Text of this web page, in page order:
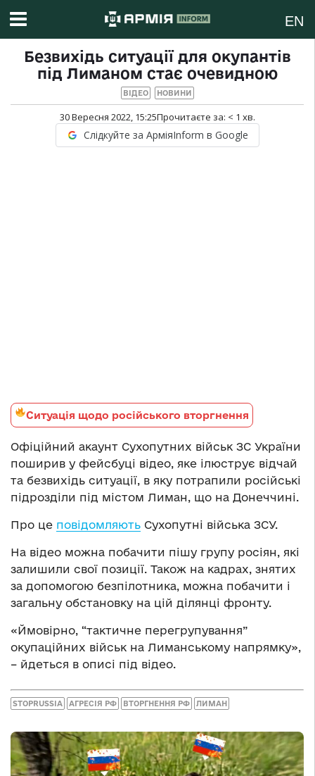
EN
Безвихідь ситуації для окупантів
під Лиманом стає очевидною
ВІДЕО НОВИНИ
30 Вересня 2022, 15:25Прочитаєте за: < 1 хв.
Слідкуйте за АрміяInform в Google
Ситуація щодо російського вторгнення
Офіційний акаунт Сухопутних військ ЗС України
поширив у фейсбуці відео, яке ілюструє відчай
та безвихідь ситуації, в яку потрапили російські
підрозділи під містом Лиман, що на Донеччині.
Про це повідомляють Сухопутні війська ЗСУ.
На відео можна побачити пішу групу росіян, які
залишили свої позиції. Також на кадрах, знятих
за допомогою безпілотника, можна побачити і
загальну обстановку на цій ділянці фронту.
«Ймовірно, “тактичне перегрупування”
окупаційних військ на Лиманському напрямку»,
– йдеться в описі під відео.
STOPRUSSIA АГРЕСІЯ РФ ВТОРГНЕННЯ РФ ЛИМАН